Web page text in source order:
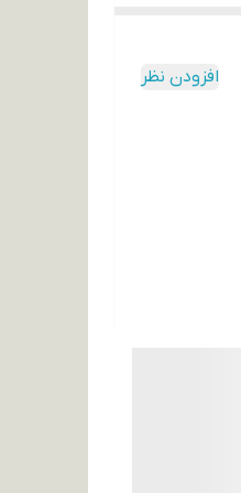
افزودن نظر